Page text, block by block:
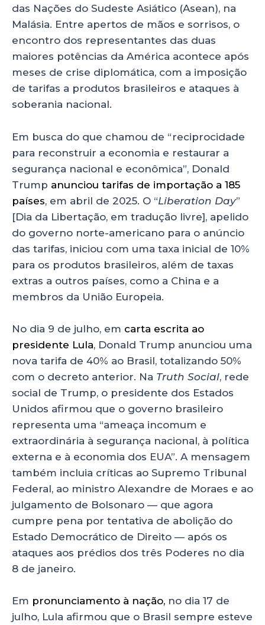
p
o
k
das Nações do Sudeste Asiático (Asean), na
Malásia. Entre apertos de mãos e sorrisos, o
encontro dos representantes das duas
maiores potências da América acontece após
meses de crise diplomática, com a imposição
de tarifas a produtos brasileiros e ataques à
soberania nacional.
Em busca do que chamou de “reciprocidade
para reconstruir a economia e restaurar a
segurança nacional e econômica”, Donald
Trump anunciou tarifas de importação a 185
países, em abril de 2025. O “Liberation Day”
[Dia da Libertação, em tradução livre], apelido
do governo norte-americano para o anúncio
das tarifas, iniciou com uma taxa inicial de 10%
para os produtos brasileiros, além de taxas
extras a outros países, como a China e a
membros da União Europeia.
No dia 9 de julho, em carta escrita ao
presidente Lula, Donald Trump anunciou uma
nova tarifa de 40% ao Brasil, totalizando 50%
com o decreto anterior. Na Truth Social, rede
social de Trump, o presidente dos Estados
Unidos afirmou que o governo brasileiro
representa uma “ameaça incomum e
extraordinária à segurança nacional, à política
externa e à economia dos EUA”. A mensagem
também incluia críticas ao Supremo Tribunal
Federal, ao ministro Alexandre de Moraes e ao
julgamento de Bolsonaro — que agora
cumpre pena por tentativa de abolição do
Estado Democrático de Direito — após os
ataques aos prédios dos três Poderes no dia
8 de janeiro.
Em pronunciamento à nação, no dia 17 de
julho, Lula afirmou que o Brasil sempre esteve